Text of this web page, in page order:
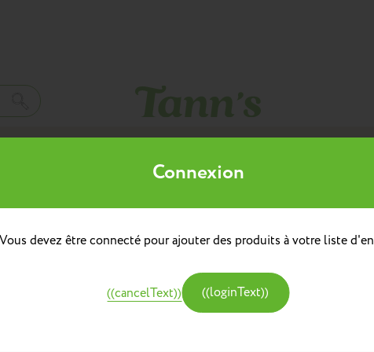
Sacs à dos repas
Mes listes d'envies
((title))
((label))
Connexion
Vous devez être connecté pour ajouter des produits à votre liste
((cancelText)) ((loginText))